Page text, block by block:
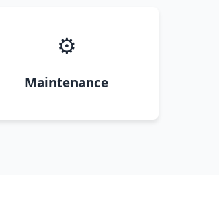
⚙️
Maintenance